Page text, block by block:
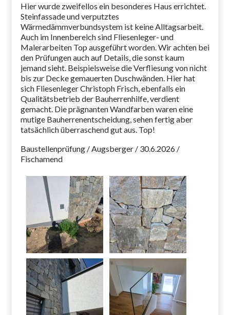
Hier wurde zweifellos ein besonderes Haus errichtet.
Steinfassade und verputztes
Wärmedämmverbundsystem ist keine Alltagsarbeit.
Auch im Innenbereich sind Fliesenleger- und
Malerarbeiten Top ausgeführt worden. Wir achten bei
den Prüfungen auch auf Details, die sonst kaum
jemand sieht. Beispielsweise die Verfliesung von nicht
bis zur Decke gemauerten Duschwänden. Hier hat
sich Fliesenleger Christoph Frisch, ebenfalls ein
Qualitätsbetrieb der Bauherrenhilfe, verdient
gemacht. Die prägnanten Wandfarben waren eine
mutige Bauherrenentscheidung, sehen fertig aber
tatsächlich überraschend gut aus. Top!
Baustellenprüfung / Augsberger / 30.6.2026 /
Fischamend